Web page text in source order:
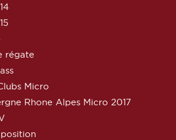
régate
Micro
Rhone Alpes Micro 2017